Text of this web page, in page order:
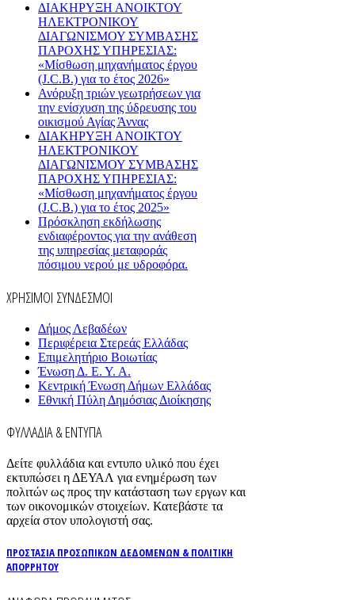
ΔΙΑΚΗΡΥΞΗ ΑΝΟΙΚΤΟΥ
ΗΛΕΚΤΡΟΝΙΚΟΥ
ΔΙΑΓΩΝΙΣΜΟΥ ΣΥΜΒΑΣΗΣ
ΠΑΡΟΧΗΣ ΥΠΗΡΕΣΙΑΣ:
«Μίσθωση μηχανήματος έργου
(J.C.B.) για το έτος 2026»
Ανόρυξη τριών γεωτρήσεων για
την ενίσχυση της ύδρευσης του
οικισμού Αγίας Άννας
ΔΙΑΚΗΡΥΞΗ ΑΝΟΙΚΤΟΥ
ΗΛΕΚΤΡΟΝΙΚΟΥ
ΔΙΑΓΩΝΙΣΜΟΥ ΣΥΜΒΑΣΗΣ
ΠΑΡΟΧΗΣ ΥΠΗΡΕΣΙΑΣ:
«Μίσθωση μηχανήματος έργου
(J.C.B.) για το έτος 2025»
Πρόσκληση εκδήλωσης
ενδιαφέροντος για την ανάθεση
της υπηρεσίας μεταφοράς
πόσιμου νερού με υδροφόρα.
ΧΡΗΣΙΜΟΙ ΣΥΝΔΕΣΜΟΙ
Δήμος Λεβαδέων
Περιφέρεια Στερεάς Ελλάδας
Επιμελητήριο Βοιωτίας
Ένωση Δ. Ε. Υ. Α.
Κεντρική Ένωση Δήμων Ελλάδας
Εθνική Πύλη Δημόσιας Διοίκησης
ΦΥΛΛΑΔΙΑ & ΕΝΤΥΠΑ
Δείτε φυλλάδια και εντυπο υλικό που έχει
εκτυπώσει η ΔΕΥΑΛ για ενημέρωση των
πολιτών ως προς την κατάσταση των εργων και
των οικονομικών στοιχείων. Κατεβάστε τα
αρχεία στον υπολογιστή σας.
ΠΡΟΣΤΑΣΙΑ ΠΡΟΣΩΠΙΚΩΝ ΔΕΔΟΜΕΝΩΝ & ΠΟΛΙΤΙΚΗ
ΑΠΟΡΡΗΤΟΥ